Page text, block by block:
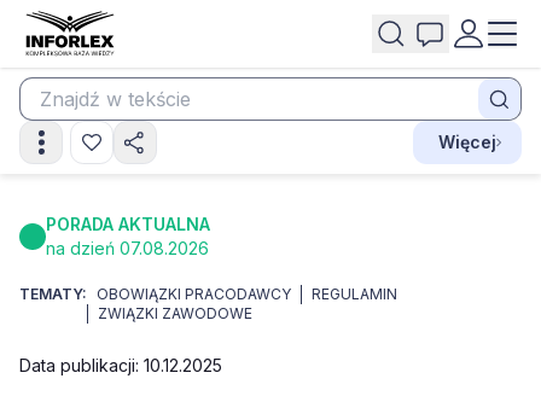
Więcej
PORADA AKTUALNA
na dzień 07.08.2026
TEMATY: OBOWIĄZKI PRACODAWCY
REGULAMIN
ZWIĄZKI ZAWODOWE
Data publikacji: 10.12.2025